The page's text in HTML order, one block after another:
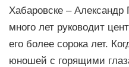
Хабаровске – Александр
много лет руководит
его более сорока лет.
юношей с горящими